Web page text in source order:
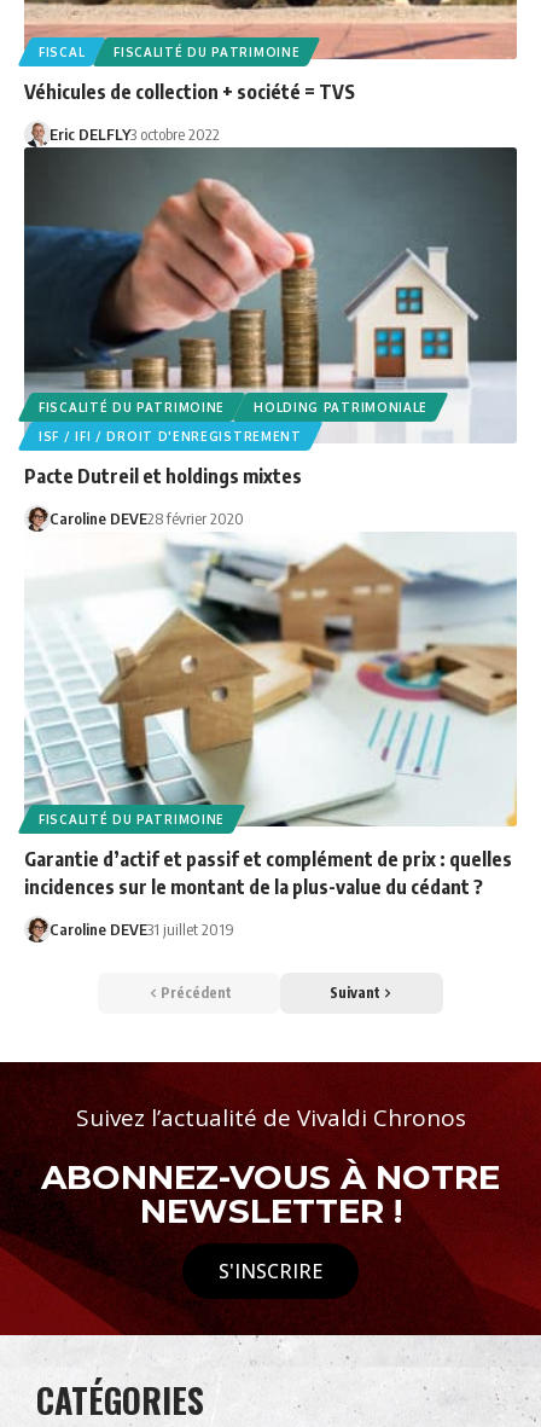
FISCAL FISCALITÉ DU PATRIMOINE
Véhicules de collection + société = TVS
Eric DELFLY3 octobre 2022
FISCALITÉ DU PATRIMOINE
HOLDING PATRIMONIALE
ISF / IFI / DROIT D'ENREGISTREMENT
Pacte Dutreil et holdings mixtes
Caroline DEVE28 février 2020
FISCALITÉ DU PATRIMOINE
Garantie d’actif et passif et complément de prix : quelles
incidences sur le montant de la plus-value du cédant ?
Caroline DEVE31 juillet 2019
Précédent Suivant
Suivez l’actualité de Vivaldi Chronos
ABONNEZ-VOUS À NOTRE
NEWSLETTER !
S'INSCRIRE
CATÉGORIES